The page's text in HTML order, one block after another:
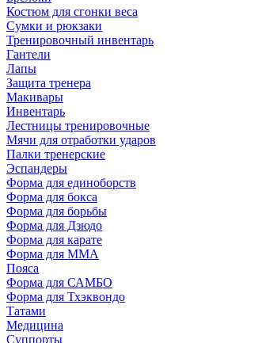
Костюм для сгонки веса
Сумки и рюкзаки
Тренировочный инвентарь
Гантели
Лапы
Защита тренера
Макивары
Инвентарь
Лестницы тренировочные
Мячи для отработки ударов
Палки тренерские
Эспандеры
Форма для единоборств
Форма для бокса
Форма для борьбы
Форма для Дзюдо
Форма для карате
Форма для MMA
Пояса
Форма для САМБО
Форма для Тхэквондо
Татами
Медицина
Суппорты